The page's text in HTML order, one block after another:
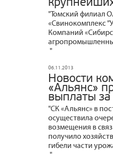
"Томский филиал
«Свинокомплекс
Компаний
"
06.11.2013
Новости
«Альянс»
выплаты
"СК «Альянс» в
осуществила
возмещения в
получило
гибели части
"